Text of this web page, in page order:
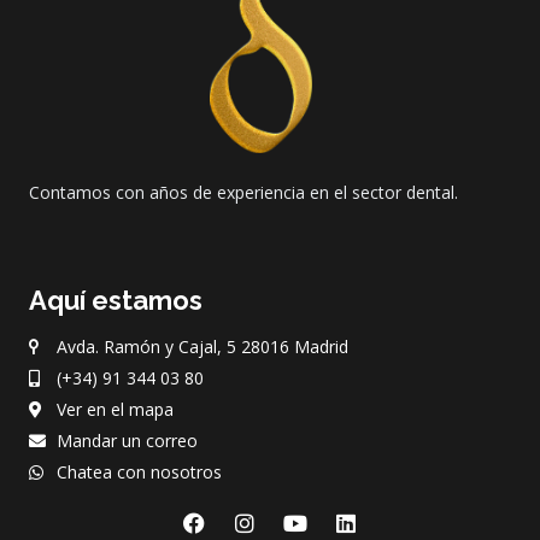
Contamos con años de experiencia en el sector dental.
Aquí estamos
Avda. Ramón y Cajal, 5 28016 Madrid
(+34) 91 344 03 80
Ver en el mapa
Mandar un correo
Chatea con nosotros
F I Y L